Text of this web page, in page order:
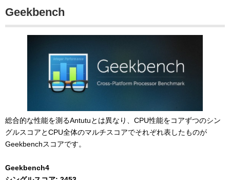
Geekbench
総合的な性能を測るAntutuとは異なり、CPU性能をコアずつのシン
グルスコアとCPU全体のマルチスコアでそれぞれ表したものが
Geekbenchスコアです。
Geekbench4